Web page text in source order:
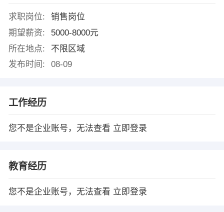
求职岗位:
销售岗位
期望薪资:
5000-8000元
所在地点:
不限区域
发布时间:
08-09
工作经历
您不是企业账号，无法查看 立即登录
教育经历
您不是企业账号，无法查看 立即登录